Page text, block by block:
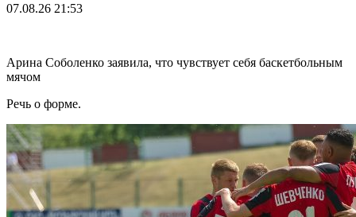
07.08.26 21:53
Арина Соболенко заявила, что чувствует себя баскетбольным
мячом
Речь о форме.